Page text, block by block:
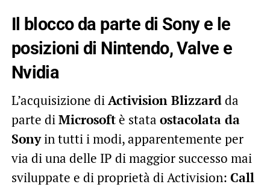
Il blocco da parte di Sonye le
posizioni di Nintendo, Valve e
Nvidia
L’acquisizione diActivision Blizzardda
parte diMicrosoftè stata ostacolata da
Sonyin tutti i modi, apparentemente per
via di una delle IP di maggior successo mai
sviluppate e di proprietà di Activision: Call